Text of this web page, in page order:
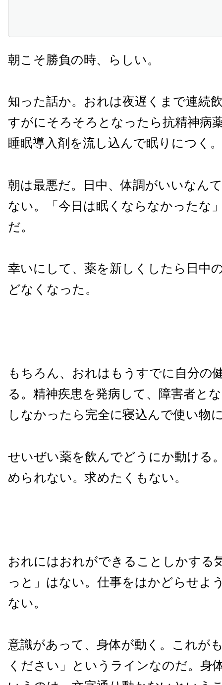
朝こそ勝負の時、らしい。
知った話か。おれは夜遅くまで連続
すがにそろそろとなったら抗精神病
睡眠導入剤を流し込んで眠りにつく。
朝は最悪だ。日中、体調がいいなん
ない。「今日は眠くならなかったな
だ。
幸いにして、薬を新しくしたら日中
どなくなった。
もちろん、おれはもうすでに自分の
る。精神疾患を発病して、障害者と
しなかったら完全に寝込んで使い物
せいぜい薬を飲んでどうにか動ける
められない。求めたくもない。
おれにはおれができることしかする
っと」はない。仕事をはかどらせよ
ない。
意識があって、身体が動く。これが
ください」というラインなのだ。身